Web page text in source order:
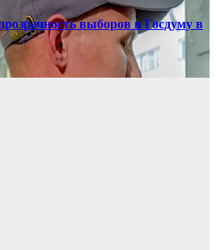
выборов в Госдуму в